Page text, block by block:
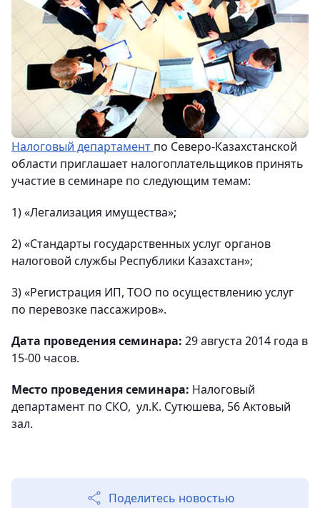
Налоговый департамент по Северо-Казахстанской
области приглашает налогоплательщиков принять
участие в семинаре по следующим темам:
1) «Легализация имущества»;
2) «Стандарты государственных услуг органов
налоговой службы Республики Казахстан»;
3) «Регистрация ИП, ТОО по осуществлению услуг
по перевозке пассажиров».
Дата проведения семинара: 29 августа 2014 года в
15-00 часов.
Место проведения семинара: Налоговый
департамент по СКО, ул.К. Сутюшева, 56 Актовый
зал.
Поделитесь новостью